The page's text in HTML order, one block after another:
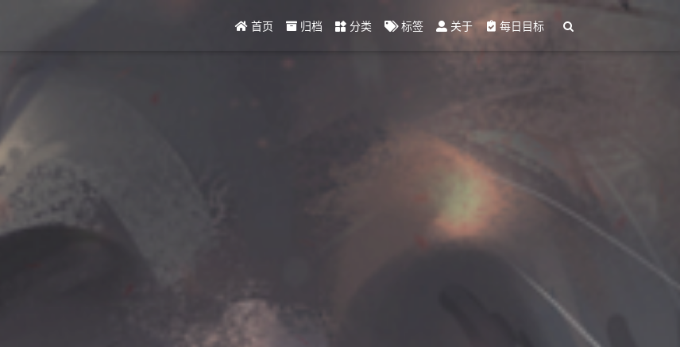
首页 归档 分类 标签 关于 每日目标